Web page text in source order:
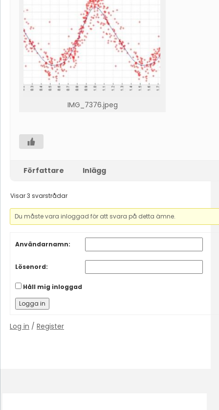
IMG_7376.jpeg
Författare Inlägg
Visar 3 svarstrådar
Du måste vara inloggad för att svara på detta ämne.
Användarnamn:
Lösenord:
Håll mig inloggad
Logga in
Log in / Register